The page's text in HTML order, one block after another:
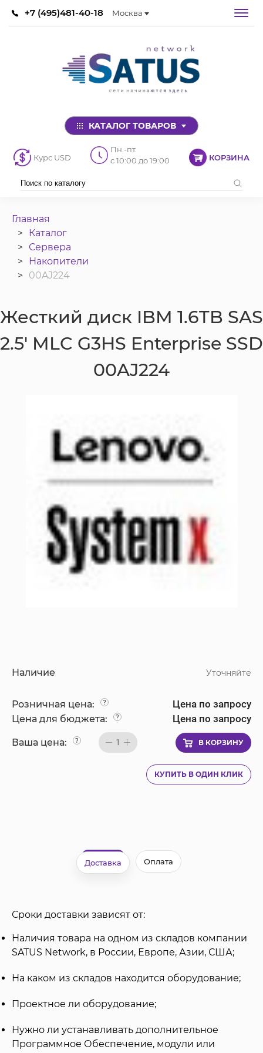
+7 (495)481-40-18 Москва
КАТАЛОГ ТОВАРОВ
Курс USD
Пн.-пт.
с 10:00 до 19:00
КОРЗИНА
Главная
Каталог
Сервера
Накопители
00AJ224
Жесткий диск IBM 1.6TB SAS
2.5' MLC G3HS Enterprise SSD
00AJ224
Наличие Уточняйте
Розничная цена: ? Цена по запросу
Цена для бюджета: ? Цена по запросу
Ваша цена: ? 1 В КОРЗИНУ
КУПИТЬ В ОДИН КЛИК
Доставка Оплата
Сроки доставки зависят от:
Наличия товара на одном из складов компании
SATUS Network, в России, Европе, Азии, США;
На каком из складов находится оборудование;
Проектное ли оборудование;
Нужно ли устанавливать дополнительное
Программное Обеспечение, модули или